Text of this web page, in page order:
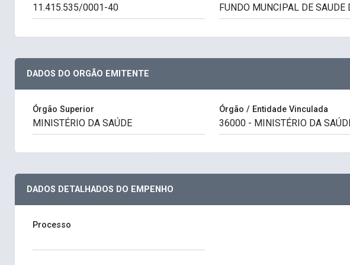
DADOS DO ORGÃO EMITENTE
Órgão Superior Órgão / Entidade Vinculada
DADOS DETALHADOS DO EMPENHO
Processo